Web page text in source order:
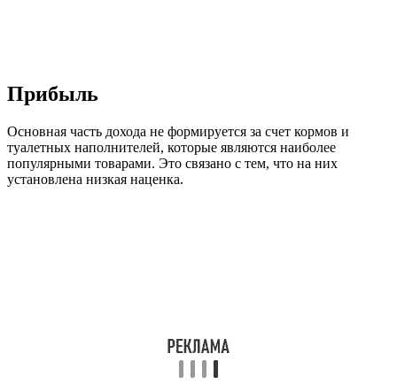
Прибыль
Основная часть дохода не формируется за счет кормов и
туалетных наполнителей, которые являются наиболее
популярными товарами. Это связано с тем, что на них
установлена низкая наценка.